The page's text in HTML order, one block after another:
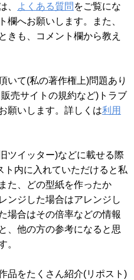
、 よくある質問をご覧にな
欄へお願いします。また、
きも、コメント欄から教え
いて(私の著作権上)問題あり
売サイトの規約など)トラブ
願いします。詳しくは利用
ツイッター)などに載せる際
ト内に入れていただけると私
た、どの型紙を作ったか
ンジした場合はアレンジし
場合はその倍率などの情報
、他の方の参考になると思
。
品をたくさん紹介(リポスト)